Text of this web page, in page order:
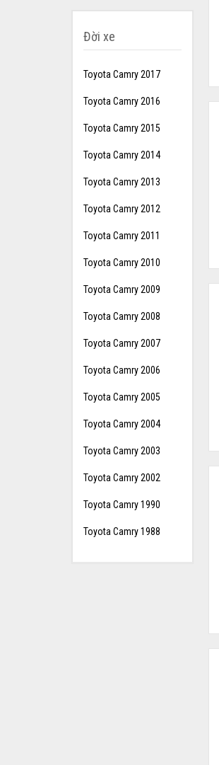
Đời xe
Toyota Camry 2017
Toyota Camry 2016
Toyota Camry 2015
Toyota Camry 2014
Toyota Camry 2013
Toyota Camry 2012
Toyota Camry 2011
Toyota Camry 2010
Toyota Camry 2009
Toyota Camry 2008
Toyota Camry 2007
Toyota Camry 2006
Toyota Camry 2005
Toyota Camry 2004
Toyota Camry 2003
Toyota Camry 2002
Toyota Camry 1990
Toyota Camry 1988